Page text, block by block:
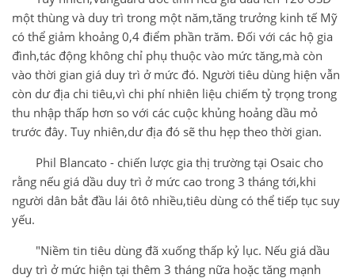
một thùng và duy trì trong một năm,tăng trưởng kinh tế Mỹ
có thể giảm khoảng 0,4 điểm phần trăm. Đối với các hộ gia
đình,tác động không chỉ phụ thuộc vào mức tăng,mà còn
vào thời gian giá duy trì ở mức đó. Người tiêu dùng hiện vẫn
còn dư địa chi tiêu,vì chi phí nhiên liệu chiếm tỷ trọng trong
thu nhập thấp hơn so với các cuộc khủng hoảng dầu mỏ
trước đây. Tuy nhiên,dư địa đó sẽ thu hẹp theo thời gian.
Phil Blancato - chiến lược gia thị trường tại Osaic cho
rằng nếu giá dầu duy trì ở mức cao trong 3 tháng tới,khi
người dân bắt đầu lái ôtô nhiều,tiêu dùng có thể tiếp tục suy
yếu.
"Niềm tin tiêu dùng đã xuống thấp kỷ lục. Nếu giá dầu
duy trì ở mức hiện tại thêm 3 tháng nữa hoặc tăng mạnh